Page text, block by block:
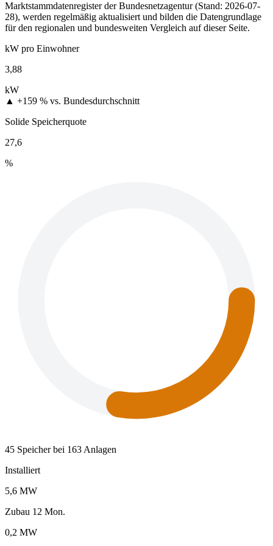
Marktstammdatenregister der Bundesnetzagentur (Stand: 2026-07-
28), werden regelmäßig aktualisiert und bilden die Datengrundlage
für den regionalen und bundesweiten Vergleich auf dieser Seite.
kW pro Einwohner
3,88
kW
▲ +159 % vs. Bundesdurchschnitt
Solide Speicherquote
27,6
%
45 Speicher bei 163 Anlagen
Installiert
5,6 MW
Zubau 12 Mon.
0,2 MW